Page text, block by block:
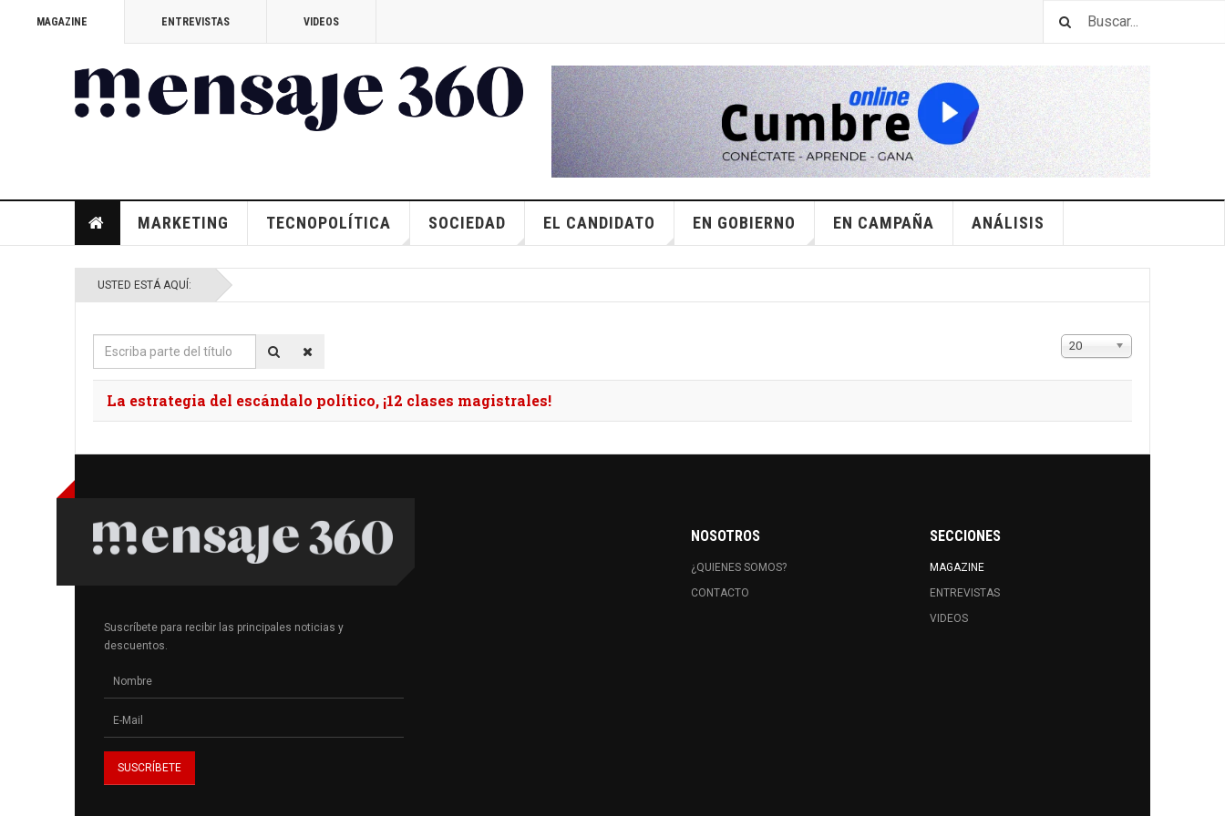
MAGAZINE ENTREVISTAS VIDEOS
MARKETING TECNOPOLÍTICA SOCIEDAD EL CANDIDATO EN GOBIERNO EN CAMPAÑA ANÁLISIS
USTED ESTÁ AQUÍ:
Escriba
parte
título
Mostrar
20
La estrategia del escándalo político, ¡12 clases magistrales!
Suscríbete para recibir las principales noticias y
descuentos.
NOSOTROS
¿QUIENES SOMOS?
CONTACTO
SECCIONES
MAGAZINE
ENTREVISTAS
VIDEOS